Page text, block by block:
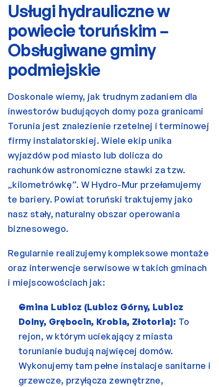
Usługi hydrauliczne w
powiecie toruńskim –
Obsługiwane gminy
podmiejskie
Doskonale wiemy, jak trudnym zadaniem dla
inwestorów budujących domy poza granicami
Torunia jest znalezienie rzetelnej i terminowej
firmy instalatorskiej. Wiele ekip unika
wyjazdów pod miasto lub dolicza do
rachunków astronomiczne stawki za tzw.
„kilometrówkę”. W Hydro-Mur przełamujemy
te bariery. Powiat toruński traktujemy jako
nasz stały, naturalny obszar operowania
biznesowego.
Regularnie realizujemy kompleksowe montaże
oraz interwencje serwisowe w takich gminach
i miejscowościach jak:
Gmina Lubicz (Lubicz Górny, Lubicz
Dolny, Grębocin, Krobia, Złotoria): To
rejon, w którym uciekający z miasta
torunianie budują najwięcej domów.
Wykonujemy tam pełne instalacje sanitarne i
grzewcze, przyłącza zewnętrzne,